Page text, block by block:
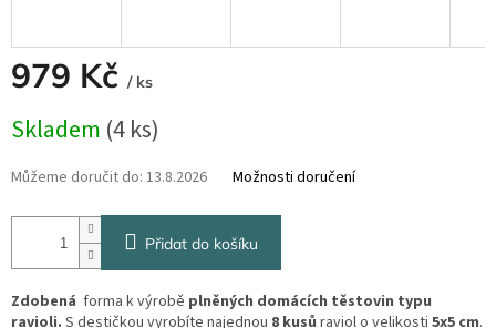
979 Kč / ks
cena:
Skladem (4 ks)
Můžeme doručit do: 13.8.2026 Možnosti doručení
Přidat do košíku
Zdobená forma k výrobě plněných domácích těstovin typu
ravioli. S destičkou vyrobíte najednou 8 kusů raviol o velikosti 5x5 cm.